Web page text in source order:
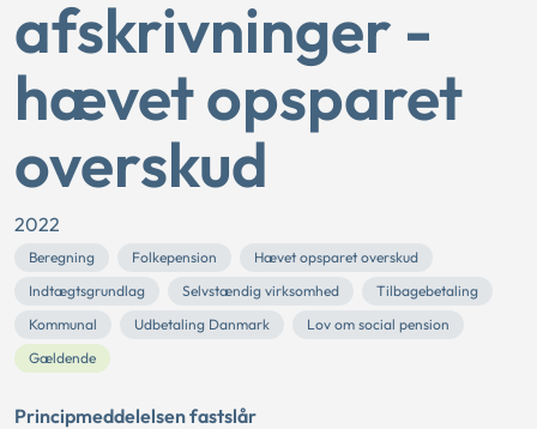
afskrivninger -
hævet opsparet
overskud
2022
Beregning Folkepension
Hævet opsparet overskud
Indtægtsgrundlag
Selvstændig virksomhed
Tilbagebetaling
Kommunal
Udbetaling Danmark
Lov om social pension
Gældende
Principmeddelelsen fastslår